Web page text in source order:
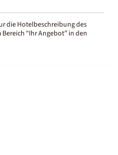
die Hotelbeschreibung des
“Ihr Angebot” in den